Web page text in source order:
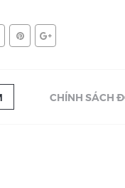
CHÍNH SÁCH